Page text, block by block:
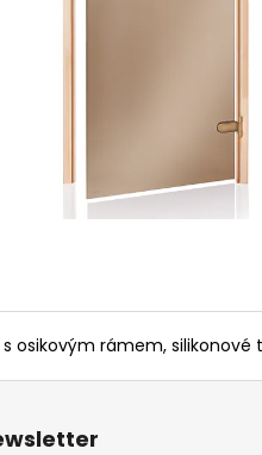
osikovým rámem, silikonové